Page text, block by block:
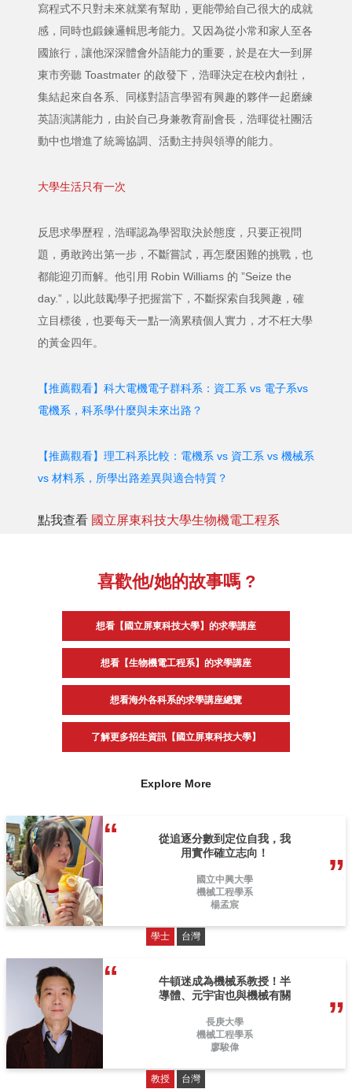
寫程式不只對未來就業有幫助，更能帶給自己很大的成就
感，同時也鍛鍊邏輯思考能力。又因為從小常和家人至各
國旅行，讓他深深體會外語能力的重要，於是在大一到屏
東市旁聽 Toastmater 的啟發下，浩暉決定在校內創社，
集結起來自各系、同樣對語言學習有興趣的夥伴一起磨練
英語演講能力，由於自己身兼教育副會長，浩暉從社團活
動中也增進了統籌協調、活動主持與領導的能力。
大學生活只有一次
反思求學歷程，浩暉認為學習取決於態度，只要正視問
題，勇敢跨出第一步，不斷嘗試，再怎麼困難的挑戰，也
都能迎刃而解。他引用 Robin Williams 的 ”Seize the
day.”，以此鼓勵學子把握當下，不斷探索自我興趣，確
立目標後，也要每天一點一滴累積個人實力，才不枉大學
的黃金四年。
【推薦觀看】科大電機電子群科系：資工系 vs 電子系vs
電機系，科系學什麼與未來出路？
【推薦觀看】理工科系比較：電機系 vs 資工系 vs 機械系
vs 材料系，所學出路差異與適合特質？
點我查看 國立屏東科技大學生物機電工程系
喜歡他/她的故事嗎 ?
想看【國立屏東科技大學】的求學講座
想看【生物機電工程系】的求學講座
想看海外各科系的求學講座總覽
了解更多招生資訊【國立屏東科技大學】
Explore More
從追逐分數到定位自我，我
用實作確立志向！
國立中興大學
機械工程學系
楊孟宸
學士 台灣
牛頓迷成為機械系教授！半
導體、元宇宙也與機械有關
長庚大學
機械工程學系
廖駿偉
教授 台灣